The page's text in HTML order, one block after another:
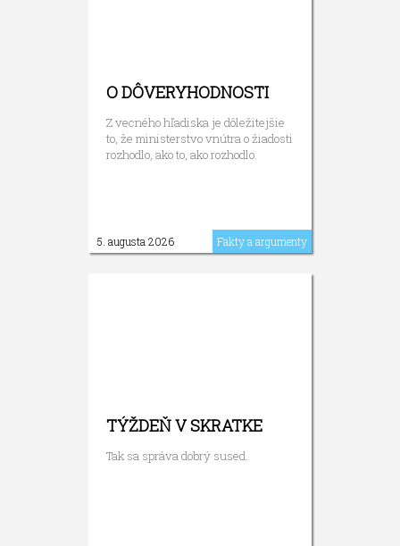
O DÔVERYHODNOSTI
Z vecného hľadiska je dôležitejšie
to, že ministerstvo vnútra o žiadosti
rozhodlo, ako to, ako rozhodlo.
5. augusta 2026 Fakty a argumenty
TÝŽDEŇ V SKRATKE
Tak sa správa dobrý sused.